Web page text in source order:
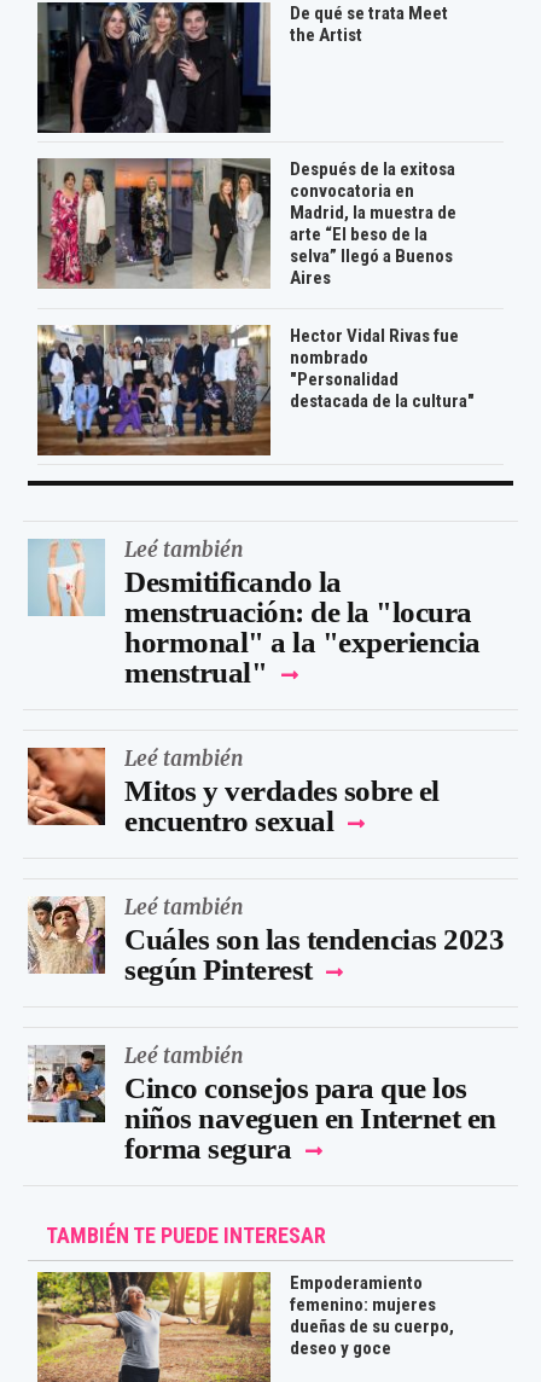
De qué se trata Meet
the Artist
Después de la exitosa
convocatoria en
Madrid, la muestra de
arte “El beso de la
selva” llegó a Buenos
Aires
Hector Vidal Rivas fue
nombrado
"Personalidad
destacada de la cultura"
Leé también
Desmitificando la
menstruación: de la "locura
hormonal" a la "experiencia
menstrual"
Leé también
Mitos y verdades sobre el
encuentro sexual
Leé también
Cuáles son las tendencias 2023
según Pinterest
Leé también
Cinco consejos para que los
niños naveguen en Internet en
forma segura
TAMBIÉN TE PUEDE INTERESAR
Empoderamiento
femenino: mujeres
dueñas de su cuerpo,
deseo y goce